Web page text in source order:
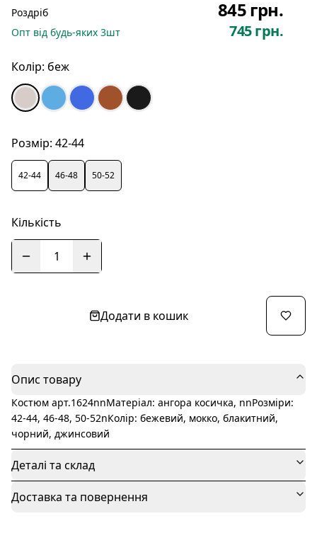
Роздріб 845 грн.
Опт від будь-яких 3шт 745 грн.
Колір: беж
Розмір: 42-44
42-44 46-48 50-52
Кількість
1
Додати в кошик
Опис товару
Костюм арт.1624nnМатеріал: ангора косичка, nnРозміри:
42-44, 46-48, 50-52nКолір: бежевий, мокко, блакитний,
чорний, джинсовий
Деталі та склад
Доставка та повернення